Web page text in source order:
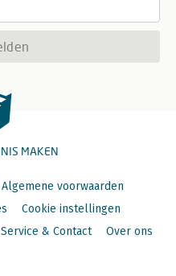
MAKEN
Algemene voorwaarden
Cookie instellingen
Service & Contact Over ons